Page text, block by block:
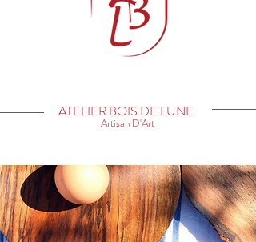
ATELIER BOIS DE LUNE
Artisan D'Art